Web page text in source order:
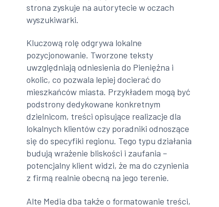
strona zyskuje na autorytecie w oczach
wyszukiwarki.
Kluczową rolę odgrywa lokalne
pozycjonowanie. Tworzone teksty
uwzględniają odniesienia do Pieniężna i
okolic, co pozwala lepiej docierać do
mieszkańców miasta. Przykładem mogą być
podstrony dedykowane konkretnym
dzielnicom, treści opisujące realizacje dla
lokalnych klientów czy poradniki odnoszące
się do specyfiki regionu. Tego typu działania
budują wrażenie bliskości i zaufania –
potencjalny klient widzi, że ma do czynienia
z firmą realnie obecną na jego terenie.
Alte Media dba także o formatowanie treści,